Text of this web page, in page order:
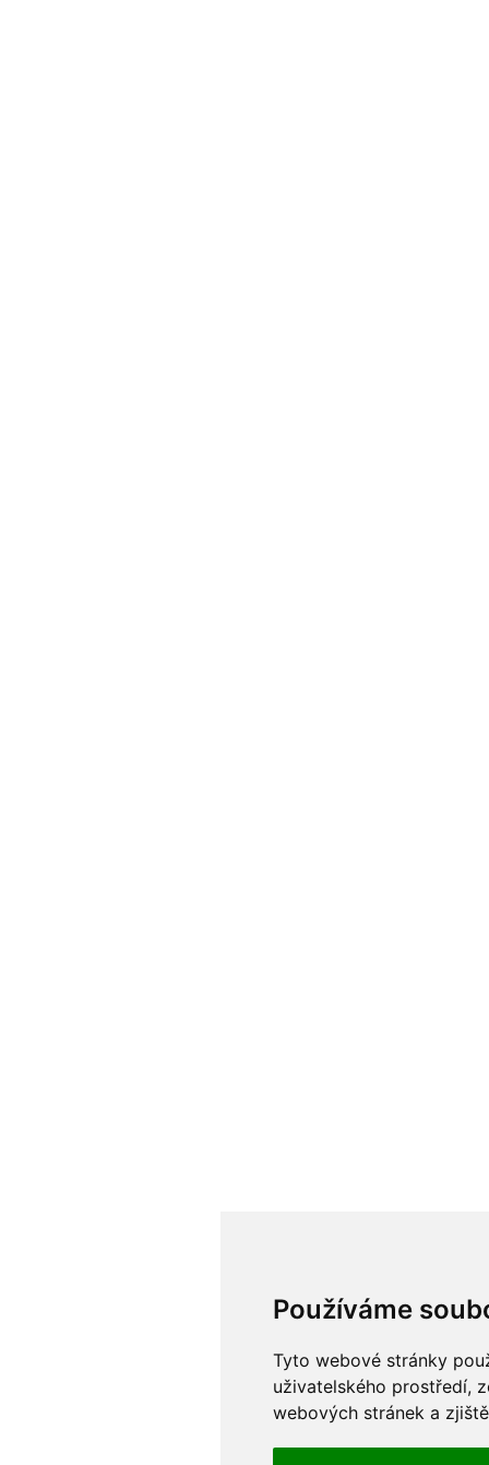
prehliadania našich
a cielené reklamy, na
odkiaľ naši návštevníci
Používáme
Tyto webové stránky
uživatelského prostředí,
webových stránek a